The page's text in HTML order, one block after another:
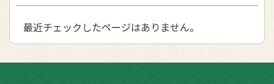
最近チェックしたページはありません。